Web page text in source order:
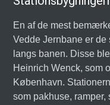
En af de mest
Vedde Jernbane er
langs banen. Disse
Heinrich Wenck, som
København.
som pakhuse,